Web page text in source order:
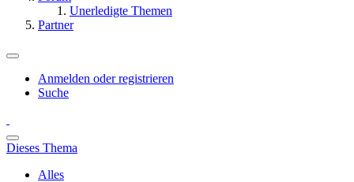
Unerledigte Themen
Partner
Anmelden oder registrieren
Suche
Dieses Thema
Alles